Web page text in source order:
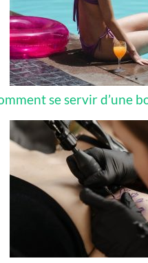
se servir d’une